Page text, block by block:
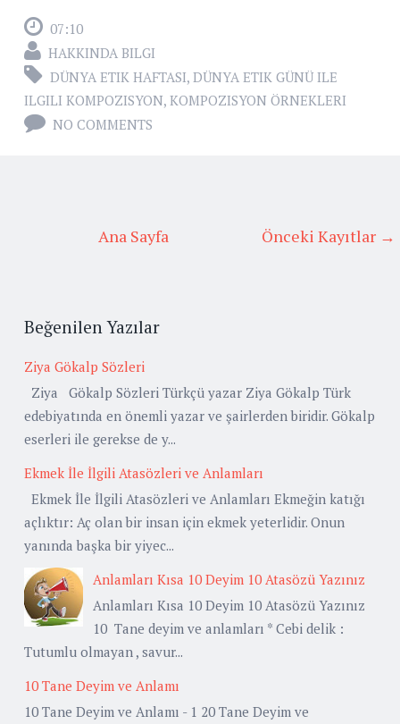
07:10
HAKKINDA BILGI
DÜNYA ETIK HAFTASI, DÜNYA ETIK GÜNÜ ILE
ILGILI KOMPOZISYON, KOMPOZISYON ÖRNEKLERI
NO COMMENTS
Önceki Kayıtlar →
Ana Sayfa
Beğenilen Yazılar
Ziya Gökalp Sözleri
Ziya Gökalp Sözleri Türkçü yazar Ziya Gökalp Türk
edebiyatında en önemli yazar ve şairlerden biridir. Gökalp
eserleri ile gerekse de y...
Ekmek İle İlgili Atasözleri ve Anlamları
Ekmek İle İlgili Atasözleri ve Anlamları Ekmeğin katığı
açlıktır: Aç olan bir insan için ekmek yeterlidir. Onun
yanında başka bir yiyec...
Anlamları Kısa 10 Deyim 10 Atasözü Yazınız
Anlamları Kısa 10 Deyim 10 Atasözü Yazınız
10 Tane deyim ve anlamları * Cebi delik :
Tutumlu olmayan , savur...
10 Tane Deyim ve Anlamı
10 Tane Deyim ve Anlamı - 1 20 Tane Deyim ve